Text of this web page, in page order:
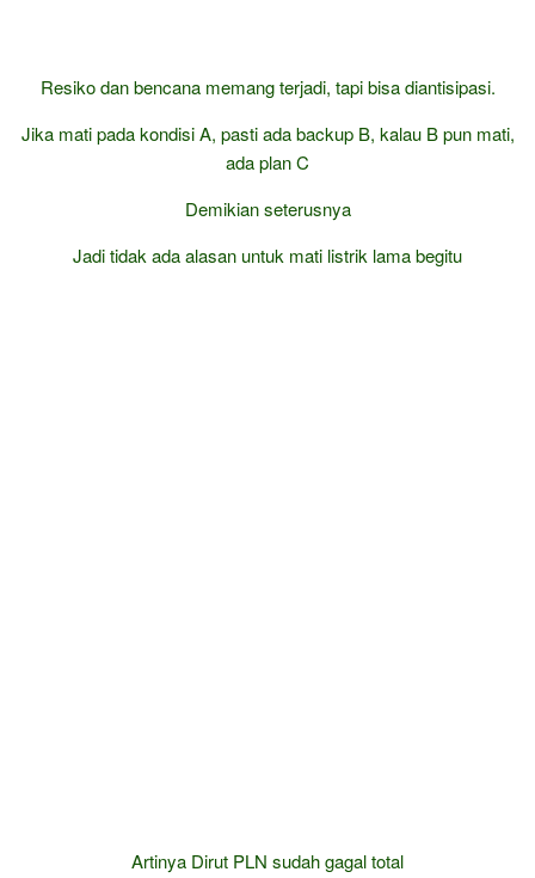
Resiko dan bencana memang terjadi, tapi bisa diantisipasi.
Jika mati pada kondisi A, pasti ada backup B, kalau B pun mati,
ada plan C
Demikian seterusnya
Jadi tidak ada alasan untuk mati listrik lama begitu
Artinya Dirut PLN sudah gagal total